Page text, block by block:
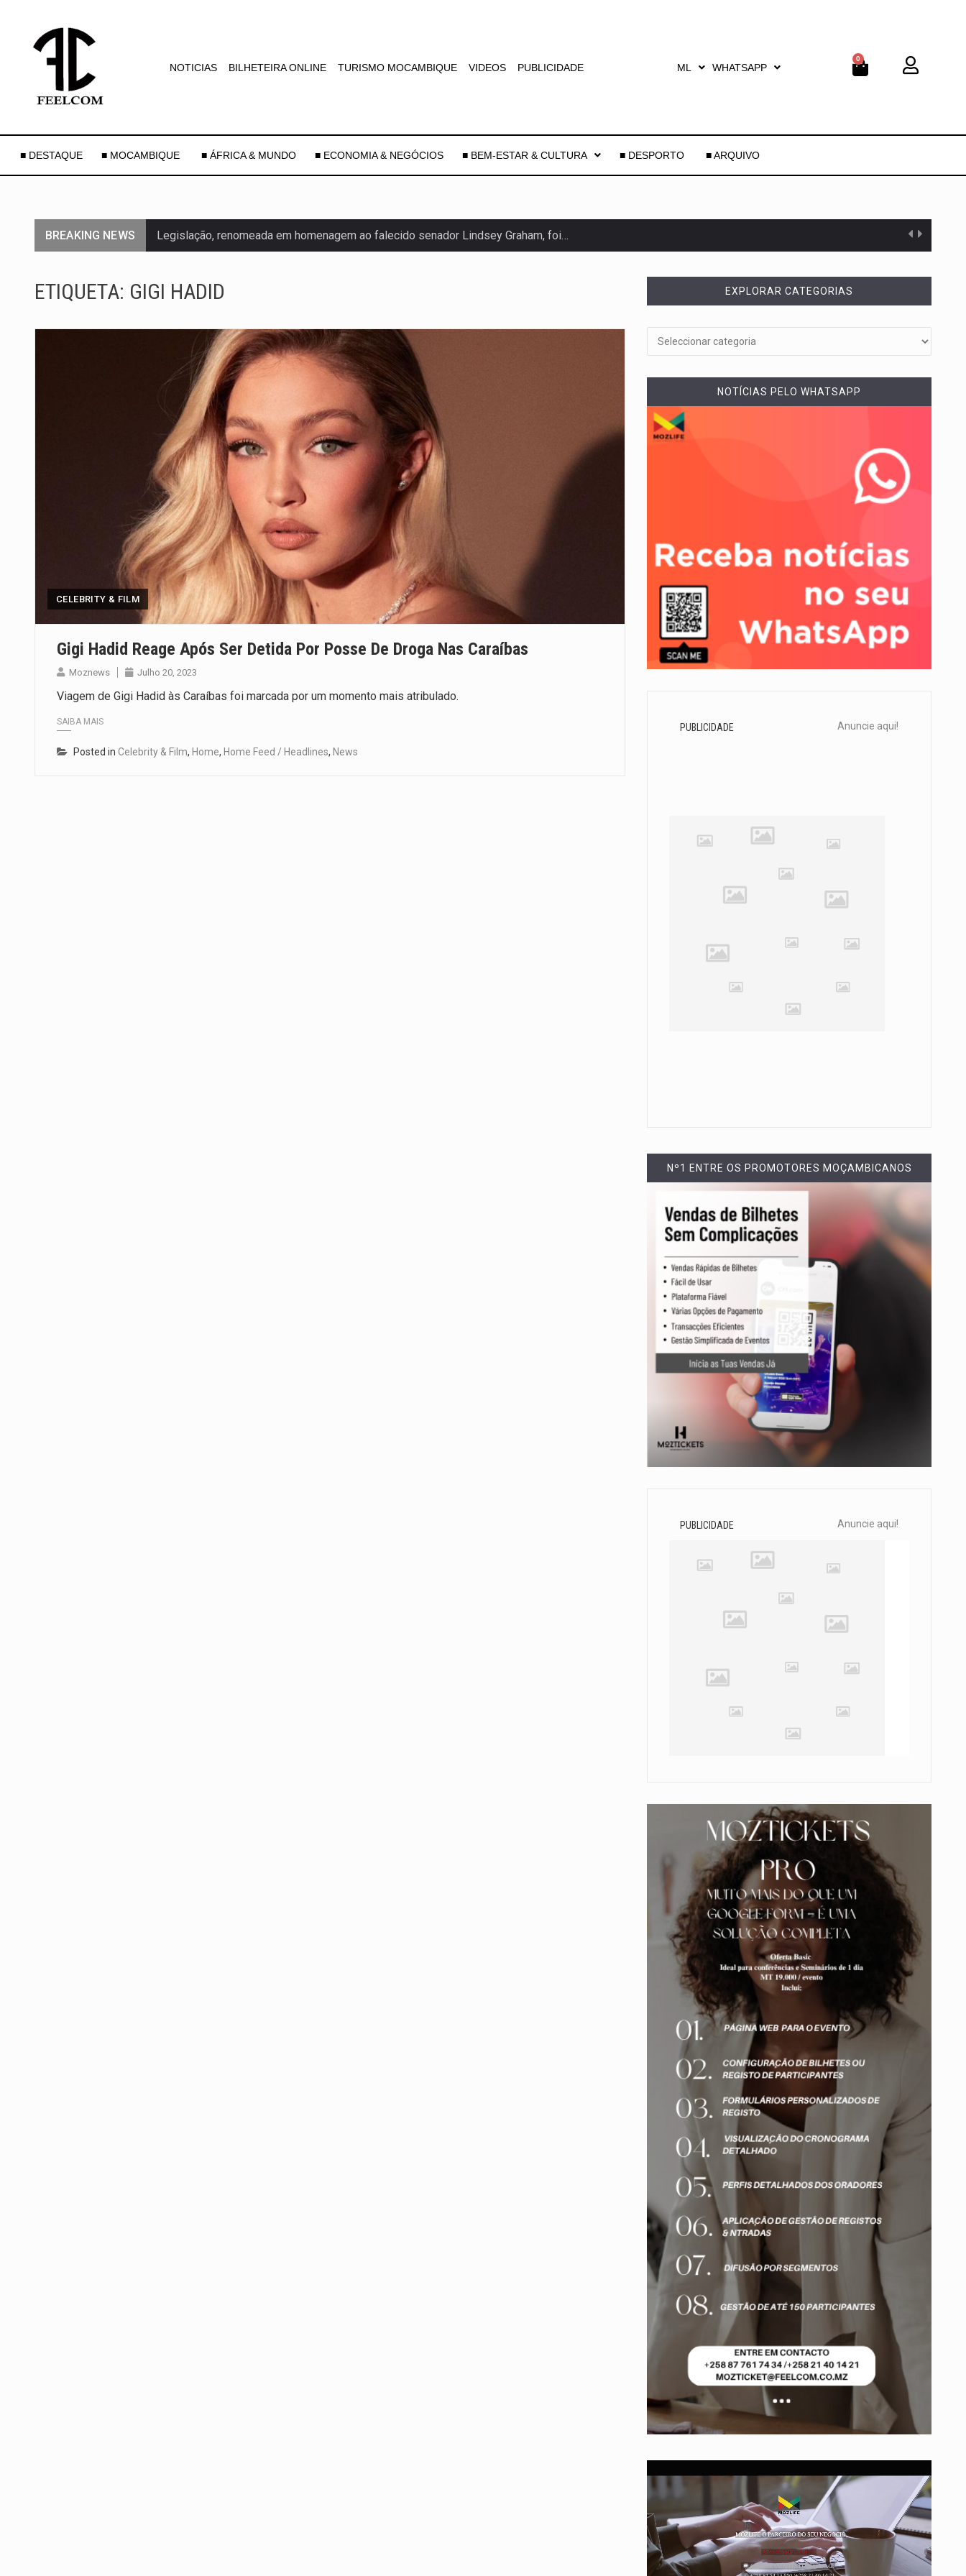
NOTICIAS BILHETEIRA ONLINE TURISMO MOCAMBIQUE VIDEOS PUBLICIDADE ML WHATSAPP
0
■ DESTAQUE ■ MOCAMBIQUE ■ ÁFRICA & MUNDO ■ ECONOMIA & NEGÓCIOS ■ BEM-ESTAR & CULTURA ■ DESPORTO ■ ARQUIVO
BREAKING NEWS Legislação, renomeada em homenagem ao falecido senador Lindsey Graham, foi…
O Departamento de Estado norte-americano confirmou que cidadãos dos Estados…
A final coloca frente a frente duas equipas que chegaram…
A descoberta representa um marco para a astronomia moderna. Embora…
Segundo as autoridades canadianas, mais de 200 incêndios florestais continuam…
De acordo com as autoridades de saúde da Faixa de…
A polícia moçambicana anunciou a detenção de mais um suspeito…
Cover photo suggestion (in English): A police officer outside a…
O Senado dos Estados Unidos aprovou, no dia 7 de…
ETIQUETA: GIGI HADID
CELEBRITY & FILM
Gigi Hadid Reage Após Ser Detida Por Posse De Droga Nas Caraíbas
Moznews Julho 20, 2023
Viagem de Gigi Hadid às Caraíbas foi marcada por um momento mais atribulado.
SAIBA MAIS
Posted in Celebrity & Film, Home, Home Feed / Headlines, News
EXPLORAR CATEGORIAS
NOTÍCIAS PELO WHATSAPP
PUBLICIDADE Anuncie aqui!
Nº1 ENTRE OS PROMOTORES MOÇAMBICANOS
PUBLICIDADE Anuncie aqui!